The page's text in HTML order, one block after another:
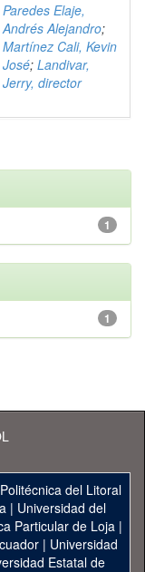
Paredes Elaje,
Andrés Alejandro;
Martínez Cali, Kevin
José; Landivar,
Jerry, director
1
1
del Litoral
| Universidad del
Particular de Loja|
| Universidad
Estatal de